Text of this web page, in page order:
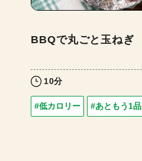
BBQで丸ごと玉ねぎ
10分
#低カロリー #あともう1品